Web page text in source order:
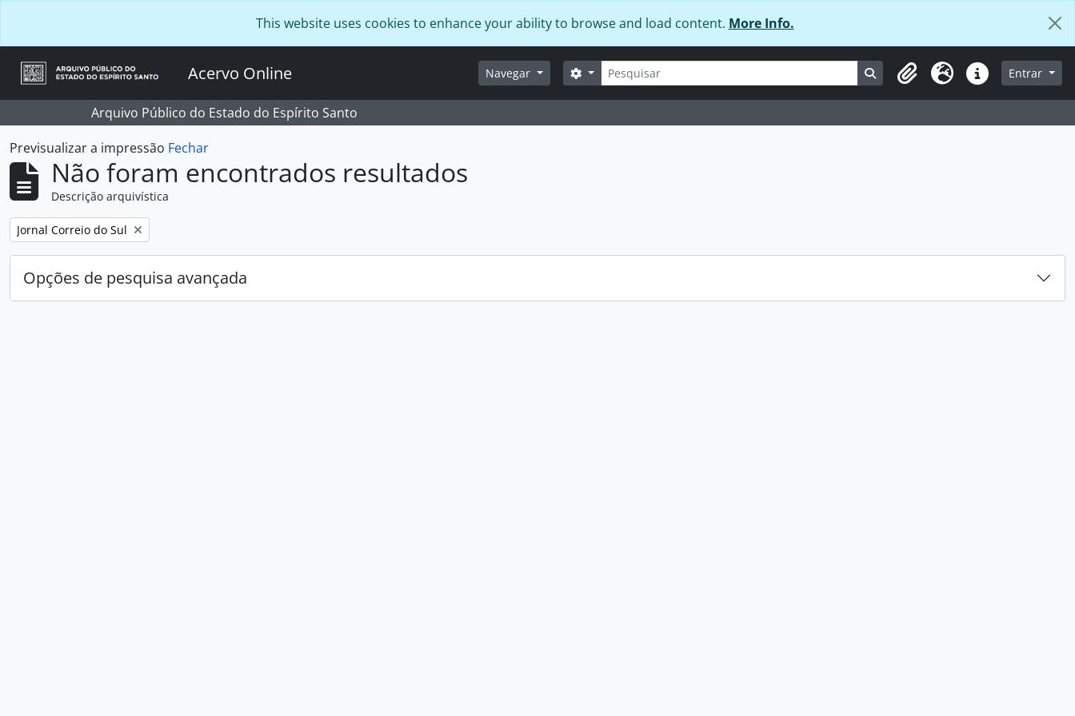
This website uses cookies to enhance your ability to browse and load content. More Info.
Acervo Online Navegar Pesquisar
Opções de busca Busque na página de navegação
Área de transferência
Idioma Ligações rápidas
Entrar
Arquivo Público do Estado do Espírito Santo
Previsualizar a impressão Fechar
Não foram encontrados resultados
Descrição arquivística
Remover filtro:
Jornal Correio do Sul
Opções de pesquisa avançada